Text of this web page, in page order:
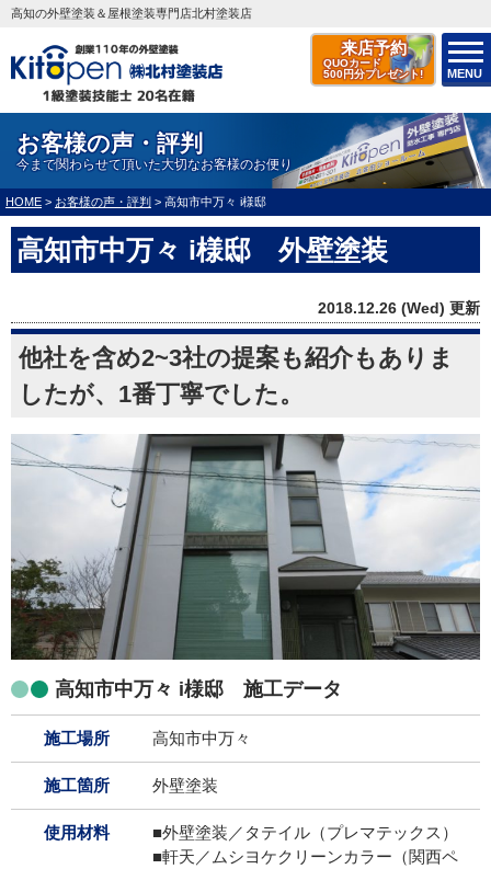
来店予約
QUOカード
500円分プレゼント!
MENU
高知の外壁塗装＆屋根塗装専門店北村塗装店
お客様の声・評判
今まで関わらせて頂いた大切なお客様のお便り
HOME > お客様の声・評判 > 高知市中万々 i様邸
高知市中万々 i様邸 外壁塗装
2018.12.26 (Wed) 更新
他社を含め2~3社の提案も紹介もありま
したが、1番丁寧でした。
高知市中万々 i様邸 施工データ
施工場所 高知市中万々
施工箇所 外壁塗装
使用材料
■外壁塗装／タテイル（プレマテックス）
■軒天／ムシヨケクリーンカラー（関西ペ